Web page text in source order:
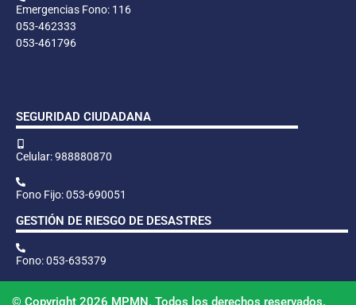
Emergencias Fono: 116
053-462333
053-461796
SEGURIDAD CIUDADANA
Celular: 988880870
Fono Fijo: 053-690051
GESTIÓN DE RIESGO DE DESASTRES
Fono: 053-635379
© Copyright 2026 MPMN. Todos los derechos reservados.